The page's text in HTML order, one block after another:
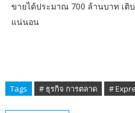
ขายได้ประมาณ 700 ล้านบาท เติ
แน่นอน
Tags # ธุรกิจ การตลาด #